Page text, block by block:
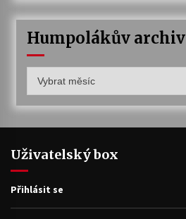
Humpolákův archiv
archiv
Uživatelský box
Přihlásit se